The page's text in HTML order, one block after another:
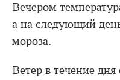
Вечером
а на следующий
мороза.
Ветер в течение